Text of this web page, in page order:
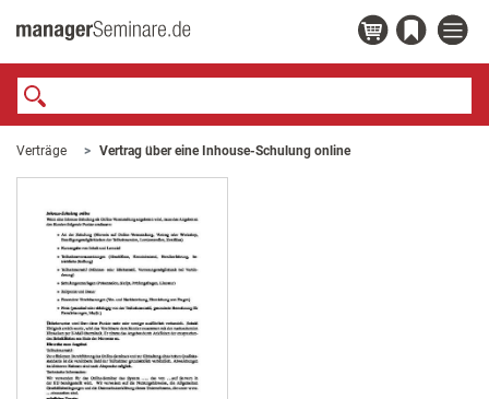
Verträge Vertrag über eine Inhouse-Schulung online